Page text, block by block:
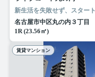
名古屋市中区丸の内３丁目
1R (23.56㎡)
賃貸マンション